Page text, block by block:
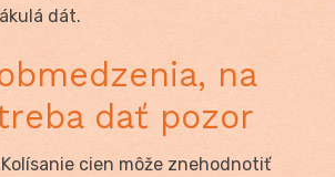
dát.
na
dať pozor
Kolísanie cien môže znehodnotiť